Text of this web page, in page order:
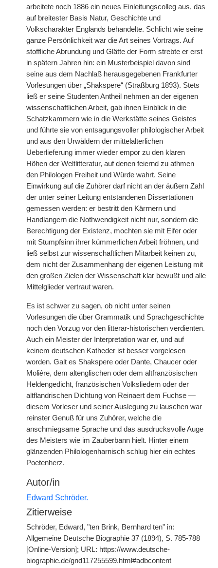
arbeitete noch 1886 ein neues Einleitungscolleg aus, das
auf breitester Basis Natur, Geschichte und
Volkscharakter Englands behandelte. Schlicht wie seine
ganze Persönlichkeit war die Art seines Vortrags. Auf
stoffliche Abrundung und Glätte der Form strebte er erst
in spätern Jahren hin: ein Musterbeispiel davon sind
seine aus dem Nachlaß herausgegebenen Frankfurter
Vorlesungen über „Shakspere“ (Straßburg 1893). Stets
ließ er seine Studenten Antheil nehmen an der eigenen
wissenschaftlichen Arbeit, gab ihnen Einblick in die
Schatzkammern wie in die Werkstätte seines Geistes
und führte sie von entsagungsvoller philologischer Arbeit
und aus den Urwäldern der mittelalterlichen
Ueberlieferung immer wieder empor zu den klaren
Höhen der Weltlitteratur, auf denen feiernd zu athmen
den Philologen Freiheit und Würde wahrt. Seine
Einwirkung auf die Zuhörer darf nicht an der äußern Zahl
der unter seiner Leitung entstandenen Dissertationen
gemessen werden: er bestritt den Kärrnern und
Handlangern die Nothwendigkeit nicht nur, sondern die
Berechtigung der Existenz, mochten sie mit Eifer oder
mit Stumpfsinn ihrer kümmerlichen Arbeit fröhnen, und
ließ selbst zur wissenschaftlichen Mitarbeit keinen zu,
dem nicht der Zusammenhang der eigenen Leistung mit
den großen Zielen der Wissenschaft klar bewußt und alle
Mittelglieder vertraut waren.
Es ist schwer zu sagen, ob nicht unter seinen
Vorlesungen die über Grammatik und Sprachgeschichte
noch den Vorzug vor den litterar-historischen verdienten.
Auch ein Meister der Interpretation war er, und auf
keinem deutschen Katheder ist besser vorgelesen
worden. Galt es Shakspere oder Dante, Chaucer oder
Molière, dem altenglischen oder dem altfranzösischen
Heldengedicht, französischen Volksliedern oder der
altflandrischen Dichtung von Reinaert dem Fuchse —
diesem Vorleser und seiner Auslegung zu lauschen war
reinster Genuß für uns Zuhörer, welche die
anschmiegsame Sprache und das ausdrucksvolle Auge
des Meisters wie im Zauberbann hielt. Hinter einem
glänzenden Philologenharnisch schlug hier ein echtes
Poetenherz.
Autor/in
Edward Schröder.
Zitierweise
Schröder, Edward, "ten Brink, Bernhard ten" in:
Allgemeine Deutsche Biographie 37 (1894), S. 785-788
[Online-Version]; URL: https://www.deutsche-
biographie.de/gnd117255599.html#adbcontent